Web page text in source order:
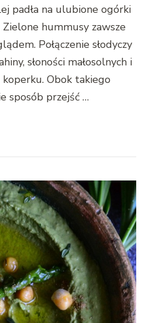
padła na ulubione ogórki
Zielone hummusy zawsze
Połączenie słodyczy
słoności małosolnych i
koperku. Obok takiego
sposób przejść …